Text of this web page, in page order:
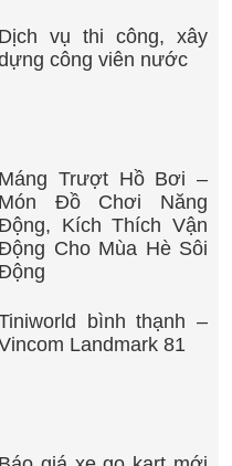
Dịch vụ thi công, xây
công viên nước
Máng Trượt Hồ Bơi –
Món Đồ Chơi Năng
Kích Thích Vận
Cho Mùa Hè Sôi
bình thạnh –
Landmark 81